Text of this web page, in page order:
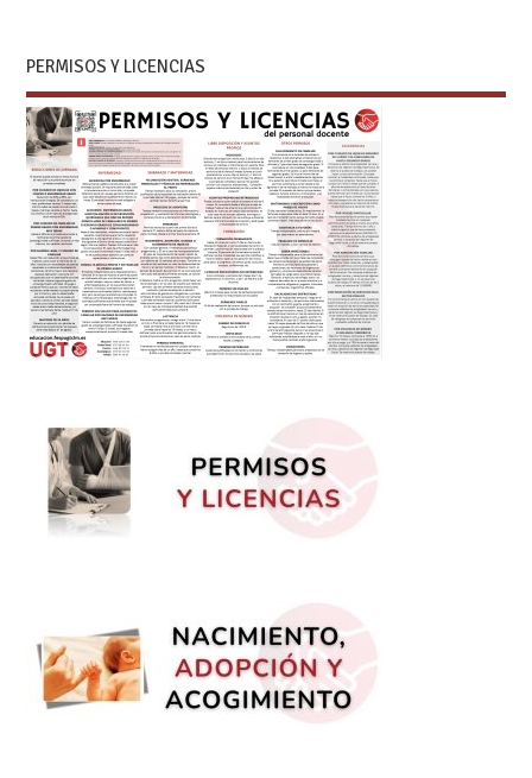
PERMISOS Y LICENCIAS